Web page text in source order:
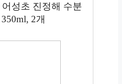
성초 진정해 수분
2개